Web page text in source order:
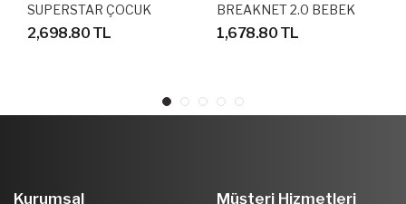
SUPERSTAR ÇOCUK
AYAKKABI
2,698.80 TL
BREAKNET 2.0 BEBEK
SPOR AYAKKABI
1,678.80 TL
Kurumsal Müşteri Hizmetleri